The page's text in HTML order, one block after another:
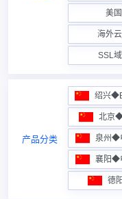
美
海外
SSL
产品分类
绍兴
北京
泉州◆
襄阳◆
德